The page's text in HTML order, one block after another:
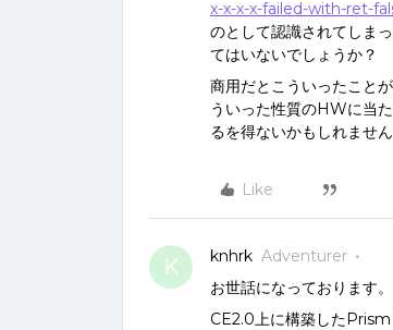
x-x-x-x-failed-with-ret-
のとして認識されてしま
てはいないでしょうか？
商用だとこういったこと
ういった性質のHWに当
るを得ないかもしれません
Like
K knhrk Adventurer
お世話になっております。
CE2.0上に構築した